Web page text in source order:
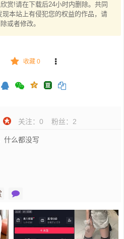
赏!请在下载后24小时内删除。共同
本站上有侵犯您的权益的作品，请
或者修改。
收藏 0
关注： 0 粉丝： 2
什么都没写